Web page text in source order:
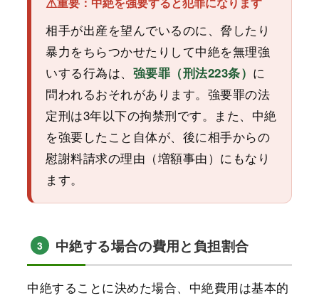
相手が出産を望んでいるのに、脅したり
暴力をちらつかせたりして中絶を無理強
いする行為は、 強要罪（刑法223条） に
問われるおそれがあります。強要罪の法
定刑は3年以下の拘禁刑です。また、中絶
を強要したこと自体が、後に相手からの
慰謝料請求の理由（増額事由）にもなり
ます。
3 中絶する場合の費用と負担割合
中絶することに決めた場合、中絶費用は基本的